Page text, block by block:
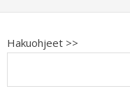
Hakuohjeet >>